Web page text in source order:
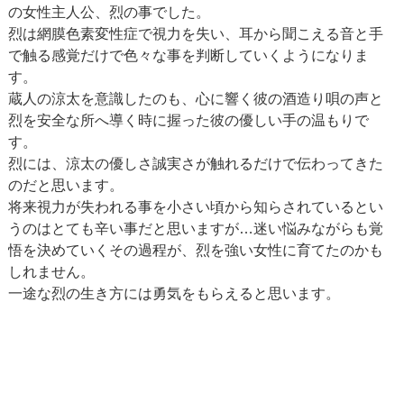
の女性主人公、烈の事でした。
烈は網膜色素変性症で視力を失い、耳から聞こえる音と手
で触る感覚だけで色々な事を判断していくようになりま
す。
蔵人の涼太を意識したのも、心に響く彼の酒造り唄の声と
烈を安全な所へ導く時に握った彼の優しい手の温もりで
す。
烈には、涼太の優しさ誠実さが触れるだけで伝わってきた
のだと思います。
将来視力が失われる事を小さい頃から知らされているとい
うのはとても辛い事だと思いますが…迷い悩みながらも覚
悟を決めていくその過程が、烈を強い女性に育てたのかも
しれません。
一途な烈の生き方には勇気をもらえると思います。